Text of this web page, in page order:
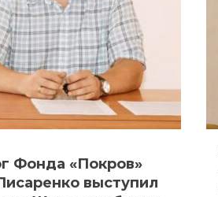
Фонда «Покров»
выступил